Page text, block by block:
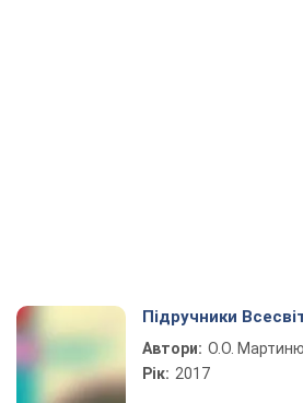
Підручники
Автори: О.О.
Рік: 2017